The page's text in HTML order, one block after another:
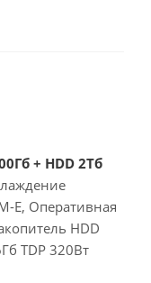
+ HDD 2Тб
E, Оперативная
HDD
TDP 320Вт